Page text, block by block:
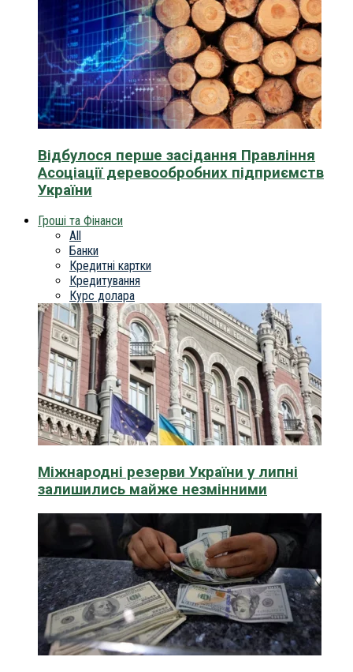
Відбулося перше засідання Правління
Асоціації деревообробних підприємств
України
Гроші та Фінанси
All
Банки
Кредитні картки
Кредитування
Курс долара
Міжнародні резерви України у липні
залишились майже незмінними